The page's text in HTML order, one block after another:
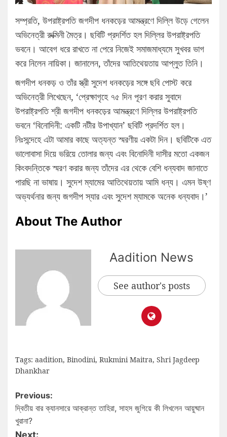
সম্প্রতি, উপরাষ্ট্রপতি জগদীপ ধনকড়ের আমন্ত্রণে দিল্লি উড়ে গেলেন
অভিনেত্রী রুক্মিনী মৈত্র। ছবিটি প্রদর্শিত হল দিল্লির উপরাষ্ট্রপতি
ভবনে। আবেগ ধরে রাখতে না পেরে নিজেই সমাজমাধ্যমে সুখবর ভাগ
করে নিলেন নায়িকা। জানালেন, তাঁদের আতিথেয়তায় আপ্লুত তিনি।
জগদীপ ধনকড় ও তাঁর স্ত্রী সুদেশ ধনকড়ের সঙ্গে ছবি পোস্ট করে
অভিনেত্রী লিখেছেন, ‘প্রেক্ষাগৃহে ৭৫ দিন পূরণ করার সুবাদে
উপরাষ্ট্রপতি শ্রী জগদীপ ধনকড়ের আমন্ত্রণে দিল্লির উপরাষ্ট্রপতি
ভবনে ‘বিনোদিনী: একটি নটীর উপাখ্যান’ ছবিটি প্রদর্শিত হল।
নিঃসন্দেহে এটা আমার কাছে অত্যন্ত স্মরণীয় একটা দিন। ছবিটিকে এত
ভালোবাসা দিয়ে ভরিয়ে তোলার জন্য এবং বিনোদিনী দাসীর মতো একজন
কিংবদন্তিকে স্মরণ করার জন্য তাঁদের এর থেকে বেশি ধন্যবাদ জানাতে
পারছি না ভাষায়। সুদেশ ম্যামের আতিথেয়তায় আমি ধন্য। এমন উষ্ণ
অভ্যর্থনার জন্য জগদীপ স্যার এবং সুদেশ ম্যামকে অনেক ধন্যবাদ।’
About The Author
Aadition News
See author's posts
Tags: aadition, Binodini, Rukmini Maitra, Shri Jagdeep
Dhankhar
Previous:
দ্বিতীয় বার ক্যানসারে আক্রান্ত তাহিরা, সাহস জুগিয়ে কী লিখলেন আয়ুষ্মান
খুরানা?
Next: